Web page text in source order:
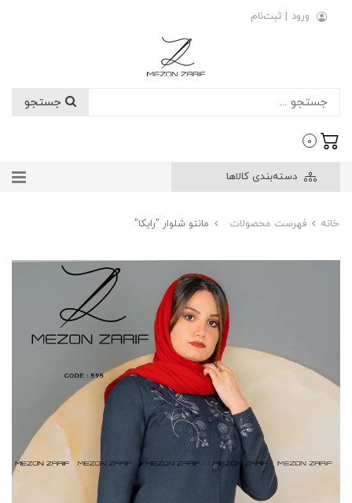
ورود | ثبت‌نام
0
دسته‌بندی کالاها
خانه فهرست محصولات مانتو شلوار "رایکا"